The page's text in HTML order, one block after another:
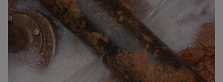
Esders
Contact